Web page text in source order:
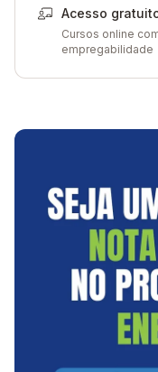
Acesso
Cursos online
empregabilidade
Galeria de imagem